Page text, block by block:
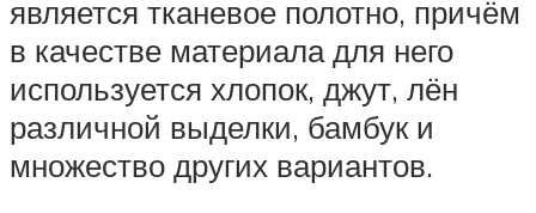
является тканевое полотно, причём
в качестве материала для него
используется хлопок, джут, лён
различной выделки, бамбук и
множество других вариантов.